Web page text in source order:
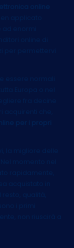
online
applicato
enormi
online di
per permettervi
essere normali
Europa o nel
fra decine
acquirenti che,
per i propri
la migliore delle
momento nel
rapidamente,
acquistato in
qualità,
i primi
non riuscirà a